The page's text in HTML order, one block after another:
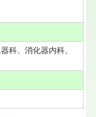
科、消化器内科、